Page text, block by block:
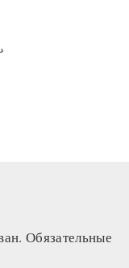
Обязательные